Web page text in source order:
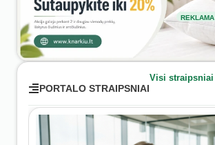
REKLAMA
PORTALO STRAIPSNIAI
Visi